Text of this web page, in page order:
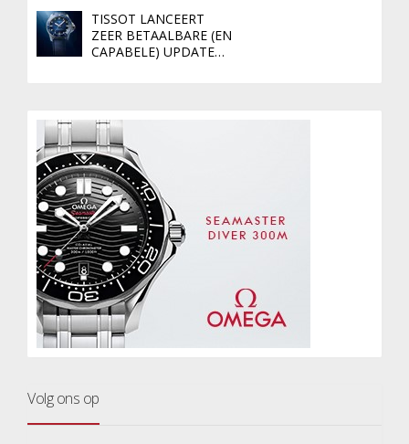
TISSOT LANCEERT
ZEER BETAALBARE (EN
CAPABELE) UPDATE…
Volg ons op